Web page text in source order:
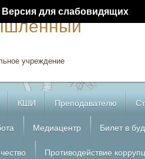
Версия для слабовидящих
учреждение
КШИ Преподавателю
Медиацентр Билет в
Противодействие